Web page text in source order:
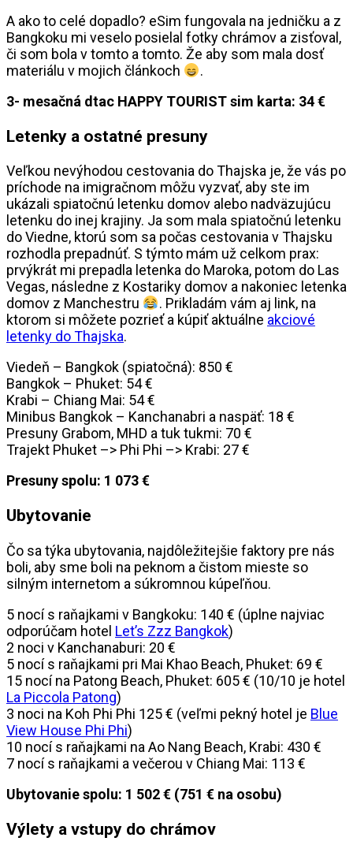
A ako to celé dopadlo? eSim fungovala na jedničku a z
Bangkoku mi veselo posielal fotky chrámov a zisťoval,
či som bola v tomto a tomto. Že aby som mala dosť
materiálu v mojich článkoch
.
3- mesačná dtac HAPPY TOURIST sim karta: 34 €
Letenky a ostatné presuny
Veľkou nevýhodou cestovania do Thajska je, že vás po
príchode na imigračnom môžu vyzvať, aby ste im
ukázali spiatočnú letenku domov alebo nadväzujúcu
letenku do inej krajiny. Ja som mala spiatočnú letenku
do Viedne, ktorú som sa počas cestovania v Thajsku
rozhodla prepadnúť. S týmto mám už celkom prax:
prvýkrát mi prepadla letenka do Maroka, potom do Las
Vegas, následne z Kostariky domov a nakoniec letenka
domov z Manchestru
. Prikladám vám aj link, na
ktorom si môžete pozrieť a kúpiť aktuálne akciové
letenky do Thajska.
Viedeň – Bangkok (spiatočná): 850 €
Bangkok – Phuket: 54 €
Krabi – Chiang Mai: 54 €
Minibus Bangkok – Kanchanabri a naspäť: 18 €
Presuny Grabom, MHD a tuk tukmi: 70 €
Trajekt Phuket –> Phi Phi –> Krabi: 27 €
Presuny spolu: 1 073 €
Ubytovanie
Čo sa týka ubytovania, najdôležitejšie faktory pre nás
boli, aby sme boli na peknom a čistom mieste so
silným internetom a súkromnou kúpeľňou.
5 nocí s raňajkami v Bangkoku: 140 € (úplne najviac
odporúčam hotel Let’s Zzz Bangkok)
2 noci v Kanchanaburi: 20 €
5 nocí s raňajkami pri Mai Khao Beach, Phuket: 69 €
15 nocí na Patong Beach, Phuket: 605 € (10/10 je hotel
La Piccola Patong)
3 noci na Koh Phi Phi 125 € (veľmi pekný hotel je Blue
View House Phi Phi)
10 nocí s raňajkami na Ao Nang Beach, Krabi: 430 €
7 nocí s raňajkami a večerou v Chiang Mai: 113 €
Ubytovanie spolu: 1 502 € (751 € na osobu)
Výlety a vstupy do chrámov